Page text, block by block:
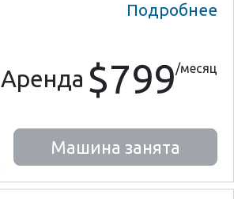
Подробнее
Аренда $799/месяц
Машина занята